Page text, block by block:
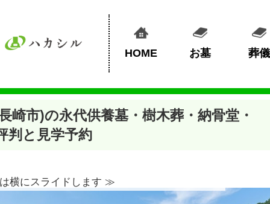
HOME お墓 葬儀
崎市)の永代供養墓・樹木葬・納骨堂・
判と見学予約
横にスライドします ≫︎